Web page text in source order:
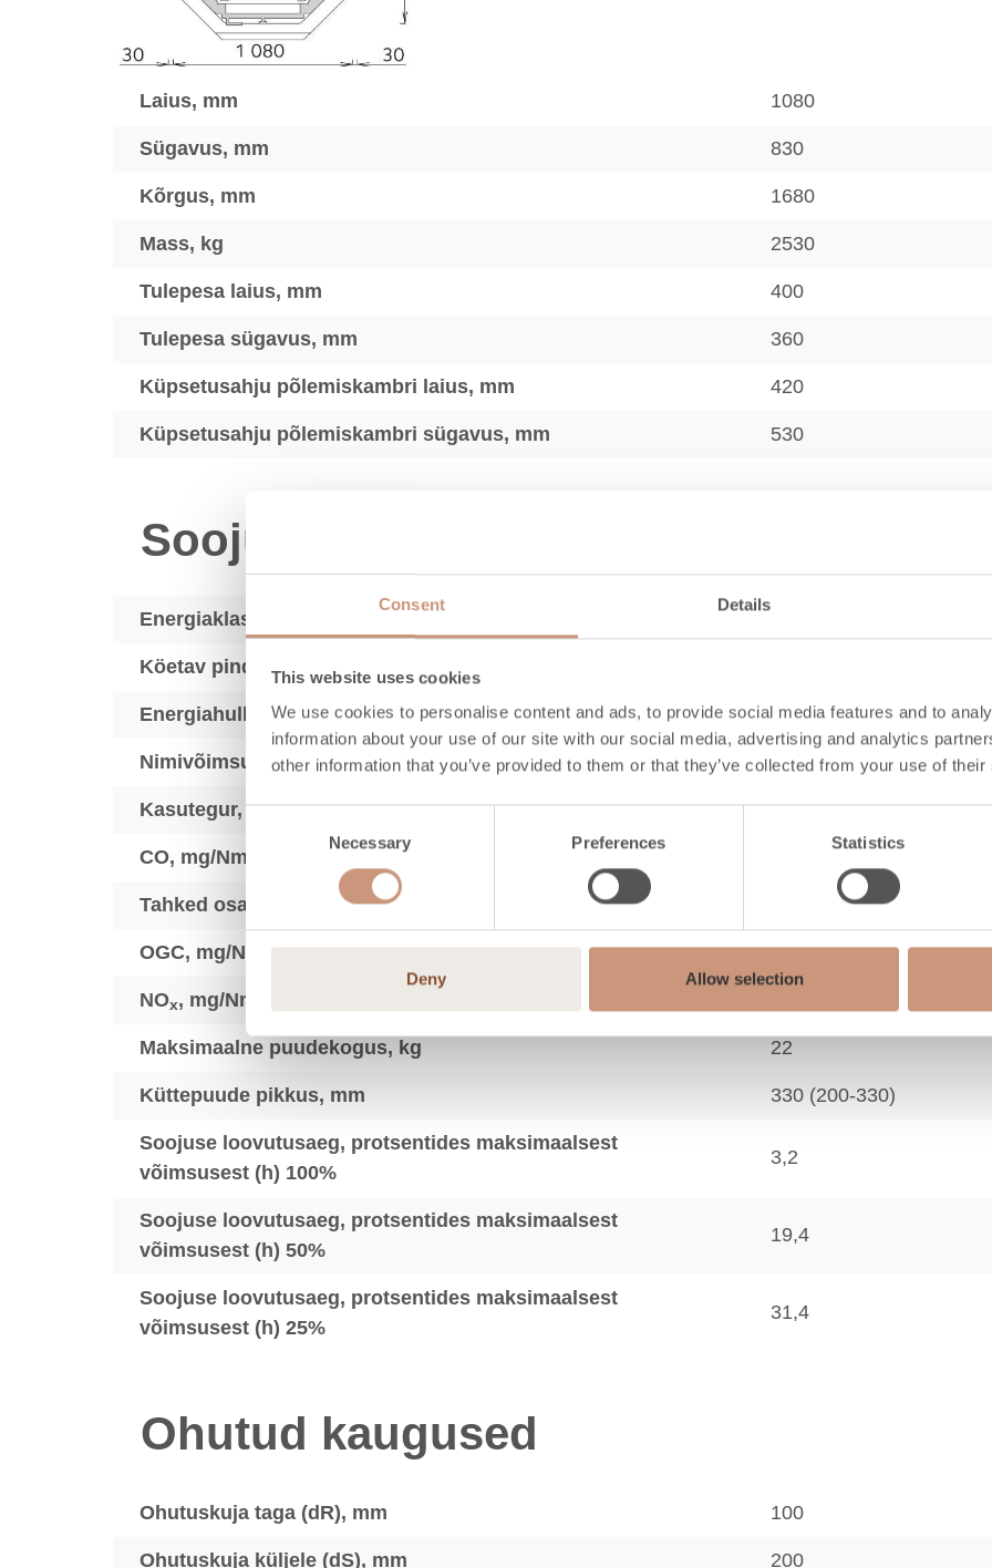
Consent Details
This website uses cookies
We use cookies to personalise content and ads, to provide social media features and to
information about your use of our site with our social media, advertising and analytics
other information that you’ve provided to them or that they’ve collected from your use of
Necessary Preferences Statistics
Deny Allow selection
Laius, mm 1080
Sügavus, mm 830
Kõrgus, mm 1680
Mass, kg 2530
Tulepesa laius, mm 400
Tulepesa sügavus, mm 360
Küpsetusahju põlemiskambri laius, mm 420
Küpsetusahju põlemiskambri sügavus, mm 530
Soojustehnika
Energiaklass
Köetav pind, m2
Energiahulk, kWh 77,5
Nimivõimsus (min-max), kW 2,3
Kasutegur, % 82
CO, mg/Nm3
Tahked osakesed, mg/Nm3
OGC, mg/Nm3 54
NOx, mg/Nm
Maksimaalne puudekogus, kg 22
Küttepuude pikkus, mm 330 (200-330)
Soojuse loovutusaeg, protsentides maksimaalsest
võimsusest (h) 100%
3,2
Soojuse loovutusaeg, protsentides maksimaalsest
võimsusest (h) 50%
19,4
Soojuse loovutusaeg, protsentides maksimaalsest
võimsusest (h) 25%
31,4
Ohutud kaugused
Ohutuskuja taga (dR), mm 100
Ohutuskuja küljele (dS), mm 200